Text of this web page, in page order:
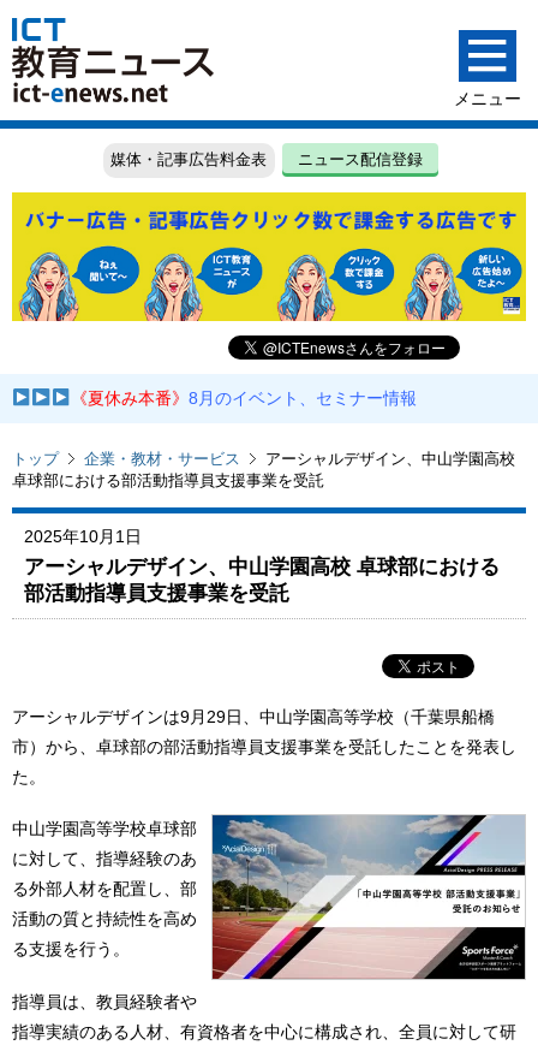
媒体・記事広告料金表 ニュース配信登録
《夏休み本番》8月のイベント、セミナー情報
トップ 企業・教材・サービス
アーシャルデザイン、中山学園高校
卓球部における部活動指導員支援事業を受託
2025年10月1日
アーシャルデザイン、中山学園高校 卓球部における
部活動指導員支援事業を受託
アーシャルデザインは9月29日、中山学園高等学校（千葉県船橋
市）から、卓球部の部活動指導員支援事業を受託したことを発表し
た。
中山学園高等学校卓球部
に対して、指導経験のあ
る外部人材を配置し、部
活動の質と持続性を高め
る支援を行う。
指導員は、教員経験者や
指導実績のある人材、有資格者を中心に構成され、全員に対して研